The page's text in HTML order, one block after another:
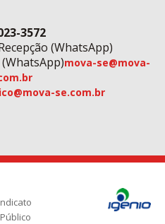
3572
(WhatsApp)
mova-se@mova-
se.com.br